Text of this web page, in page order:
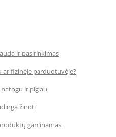
ir pasirinkimas
fizinėje parduotuvėje?
ir pigiau
žinoti
gaminamas